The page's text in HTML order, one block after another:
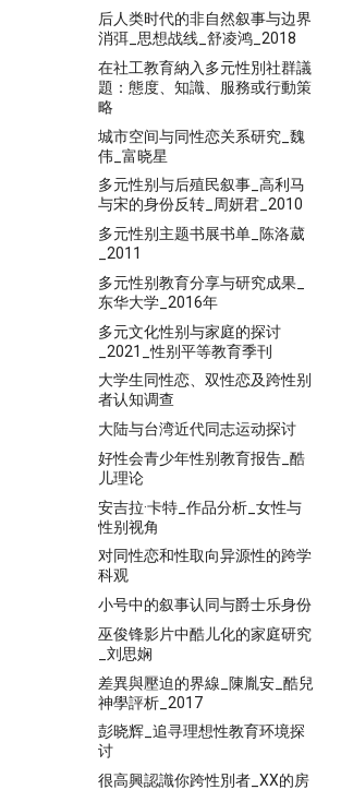
后人类时代的非自然叙事与边界
消弭_思想战线_舒凌鸿_2018
在社工教育納入多元性別社群議
題：態度、知識、服務或行動策
略
城市空间与同性恋关系研究_魏
伟_富晓星
多元性别与后殖民叙事_高利马
与宋的身份反转_周妍君_2010
多元性别主题书展书单_陈洛葳
_2011
多元性别教育分享与研究成果_
东华大学_2016年
多元文化性别与家庭的探讨
_2021_性别平等教育季刊
大学生同性恋、双性恋及跨性别
者认知调查
大陆与台湾近代同志运动探讨
好性会青少年性别教育报告_酷
儿理论
安吉拉·卡特_作品分析_女性与
性别视角
对同性恋和性取向异源性的跨学
科观
小号中的叙事认同与爵士乐身份
巫俊锋影片中酷儿化的家庭研究
_刘思娴
差異與壓迫的界線_陳胤安_酷兒
神學評析_2017
彭晓辉_追寻理想性教育环境探
讨
很高興認識你跨性別者_XX的房